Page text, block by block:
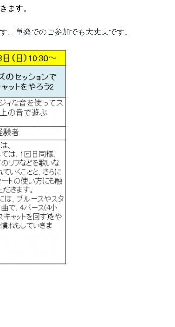
ます。
。単発でのご参加でも大丈夫です。